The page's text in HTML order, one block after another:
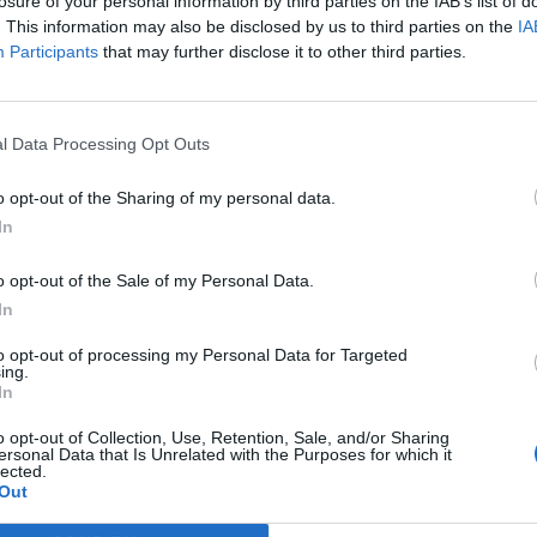
This information may also be disclosed by us to third parties on the
Participants that may further disclose it to other third parties.
Data Processing Opt Outs
opt-out of the Sharing of my personal data.
opt-out of the Sale of my Personal Data.
opt-out of processing my Personal Data for Targeted
opt-out of Collection, Use, Retention, Sale, and/or Sharing
Data that Is Unrelated with the Purposes for which it
Via Confalonieri, 5 - Castronno
crediamo che una buona informazione
vita di tutti. Ogni giorno lavoriamo cercando di
critico.
radio materia
La sagra della patata a Cunardo